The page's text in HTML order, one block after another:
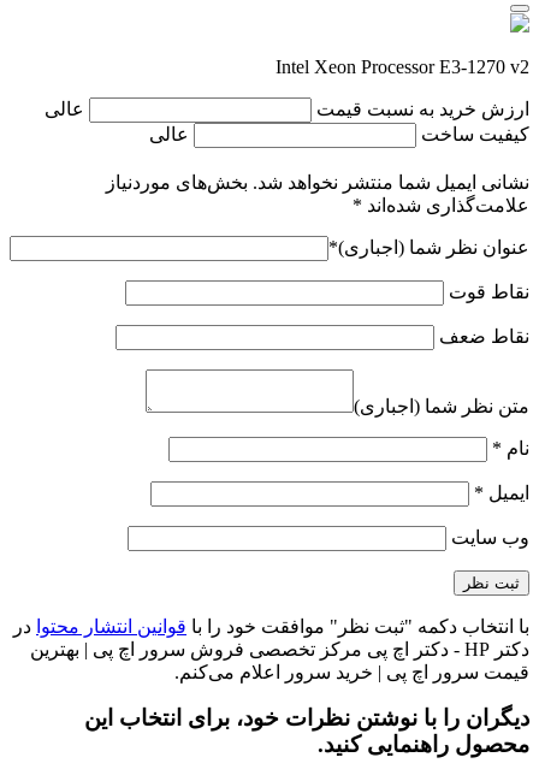
Intel Xeon Processor E3-1270 v2
ارزش خرید به نسبت قیمت
عالی
کیفیت ساخت
عالی
نشانی ایمیل شما منتشر نخواهد شد. بخش‌های موردنیاز
علامت‌گذاری شده‌اند *
عنوان نظر شما (اجباری)*
نقاط قوت
نقاط ضعف
متن نظر شما (اجباری)
نام *
ایمیل *
وب‌ سایت
با انتخاب دکمه "ثبت نظر" موافقت خود را با قوانین انتشار محتوا در
دکتر HP - دکتر اچ پی مرکز تخصصی فروش سرور اچ پی | بهترین
قیمت سرور اچ پی | خرید سرور اعلام می‌کنم.
دیگران را با نوشتن نظرات خود، برای انتخاب این
محصول راهنمایی کنید.